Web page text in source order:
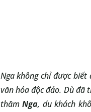
Nga không chỉ được
văn hóa độc đáo. Dù đã
thămNga, du khách